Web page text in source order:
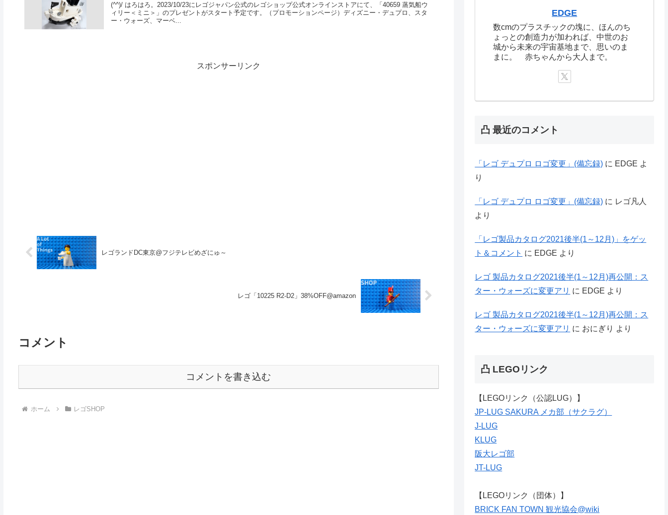
(^^)/ はろはろ。2023/10/23にレゴジャパン公式のレゴショップ公式オンラインストアにて、「40659 蒸気船ウ
ィリー＜ミニ＞」のプレゼントがスタート予定です。（プロモーションページ）ディズニー・デュプロ、スタ
ー・ウォーズ、マーベ...
スポンサーリンク
レゴランドDC東京@フジテレビめざにゅ～
レゴ「10225 R2-D2」38%OFF@amazon
コメント
コメントを書き込む
ホーム レゴSHOP
EDGE
数cmのプラスチックの塊に、ほんのち
ょっとの創造力が加われば、中世のお
城から未来の宇宙基地まで、思いのま
まに。 赤ちゃんから大人まで。
凸 最近のコメント
「レゴ デュプロ ロゴ変更」(備忘録) に EDGE よ
り
「レゴ デュプロ ロゴ変更」(備忘録) に レゴ凡人
より
「レゴ製品カタログ2021後半(1～12月)」をゲッ
ト＆コメント に EDGE より
レゴ 製品カタログ2021後半(1～12月)再公開：ス
ター・ウォーズに変更アリ に EDGE より
レゴ 製品カタログ2021後半(1～12月)再公開：ス
ター・ウォーズに変更アリ に おにぎり より
凸 LEGOリンク
【LEGOリンク（公認LUG）】
JP-LUG SAKURA メカ部（サクラグ）
J-LUG
KLUG
阪大レゴ部
JT-LUG
【LEGOリンク（団体）】
BRICK FAN TOWN 観光協会@wiki